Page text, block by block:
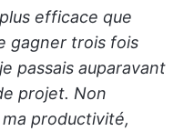
efficace que
gagner trois fois
passais auparavant
projet. Non
productivité,